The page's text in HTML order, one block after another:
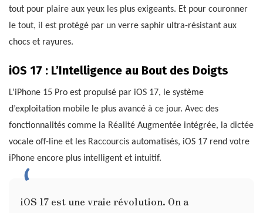
tout pour plaire aux yeux les plus exigeants. Et pour couronner
le tout, il est protégé par un verre saphir ultra-résistant aux
chocs et rayures.
iOS 17 : L’Intelligence au Bout des Doigts
L’iPhone 15 Pro est propulsé par iOS 17, le système
d’exploitation mobile le plus avancé à ce jour. Avec des
fonctionnalités comme la Réalité Augmentée intégrée, la dictée
vocale off-line et les Raccourcis automatisés, iOS 17 rend votre
iPhone encore plus intelligent et intuitif.
iOS 17 est une vraie révolution. On a